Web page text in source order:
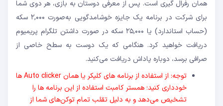
همان رفرال گیری است. پس از معرفی دوستان به بازی، هر دوی شما
برای شرکت در برنامه یک جایزه خوشامدگویی به‌صورت ۲,۰۰۰ سکه
(حساب استاندارد) یا ۲۵,۰۰۰ سکه در صورت داشتن تلگرام پریمیوم
دریافت خواهید کرد. هنگامی که یک دوست به سطح خاصی از
صرافی برسد، دوباره پاداش دریافت می‌کنید.
توجه: از استفاده از برنامه های کلیکر یا همان Auto clicker ها
خودداری کنید؛ همستر کامبت استفاده از این برنامه ها را
تشخیص می‌دهد و به دلیل تقلب تمام توکن‌های شما از